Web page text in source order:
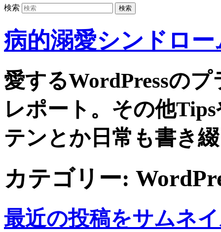
検索
病的溺愛シンドロー
愛するWordPressの
レポート。その他
テンとか日常も書き
カテゴリー:
最近の投稿をサムネ